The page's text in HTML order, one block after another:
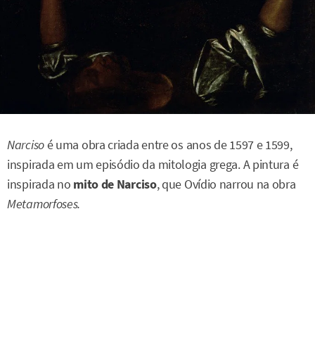
Narcisoé uma obra criada entre os anos de 1597 e 1599,
inspirada em um episódio da mitologia grega. A pintura é
inspirada no mito de Narciso, que Ovídio narrou na obra
Metamorfoses.